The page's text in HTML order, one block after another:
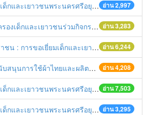
อ่าน 2,997
นครศรีอยุธยาขอเปลี่ยนแปลงวันเข้าเยี่ยมเด็กและเยาวชน
อ่าน 3,283
าวชนร่วมกิจกรรม "ปั่นเพื่อพ่อ BIKE FOR DAD"
อ่าน 6,244
ละเยาวชนในศูนย์ฝีกและอบรมเด็กและเยาวชนพระนครศรีอยุธยา
อ่าน 4,208
ารใช้ผ้าไทยและผลิตภัณฑ์จากผ้าไทย
อ่าน 7,503
รีอยุธยา จัดโครงการวันพ่อแห่งชาติ ในวันพฤหัสบดีที่ 4 ธันวาคม 2557
อ่าน 3,295
ระนครศรีอยุธยาจัดอบรมเตรียมความพร้อมสู่อาเซียน